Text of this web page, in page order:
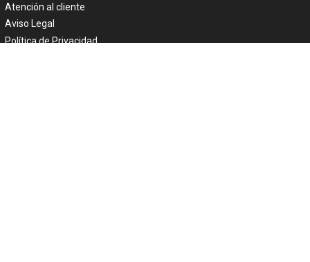
Atención al cliente
Aviso Legal
Política de Privacidad